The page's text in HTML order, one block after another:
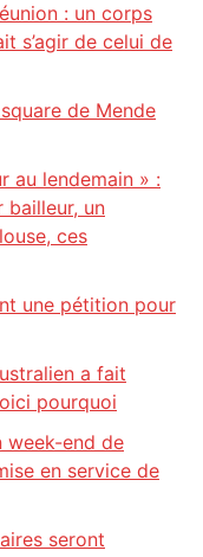
: un corps
s’agir de celui de
de Mende
au lendemain » :
bailleur, un
ces
une pétition pour
a fait
pourquoi
week-end de
en service de
seront